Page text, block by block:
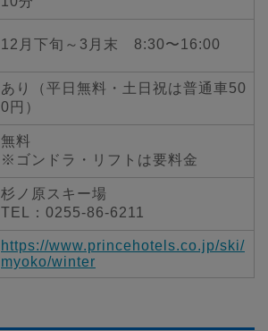
12月下旬～3月末 8:30〜16:00
あり（平日無料・土日祝は普通車50
0円）
無料
※ゴンドラ・リフトは要料金
杉ノ原スキー場
TEL：0255-86-6211
https://www.princehotels.co.jp/ski/
myoko/winter